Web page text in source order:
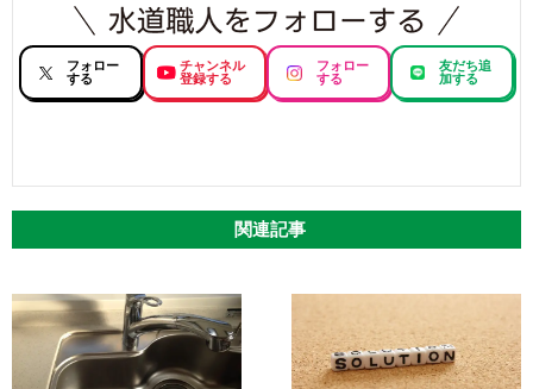
フォロー
する
チャンネル
登録する
フォロー
する
友だち追
加する
関連記事